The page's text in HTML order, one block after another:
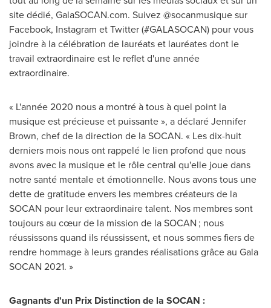
site dédié, GalaSOCAN.com. Suivez @socanmusique sur
Facebook, Instagram et Twitter (#GALASOCAN) pour vous
joindre à la célébration de lauréats et lauréates dont le
travail extraordinaire est le reflet d'une année
extraordinaire.
« L'année 2020 nous a montré à tous à quel point la
musique est précieuse et puissante », a déclaréJennifer
Brown, chef de la direction de la SOCAN. « Les dix-huit
derniers mois nous ont rappelé le lien profond que nous
avons avec la musique et le rôle central qu'elle joue dans
notre santé mentale et émotionnelle. Nous avons tous une
dette de gratitude envers les membres créateurs de la
SOCAN pour leur extraordinaire talent. Nos membres sont
toujours au cœur de la mission de la SOCAN ; nous
réussissons quand ils réussissent, et nous sommes fiers de
rendre hommage à leurs grandes réalisations grâce au Gala
SOCAN 2021. »
Gagnants d'un Prix Distinction de la SOCAN :